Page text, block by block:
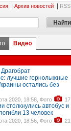
Архив новостей RSS
Видео
Драгобрат
лучшие горнолыжные
остались без
2020, 18:58, Фото 17
столкнулись автобус и
13 человек
2020, 18:56, Фото 21